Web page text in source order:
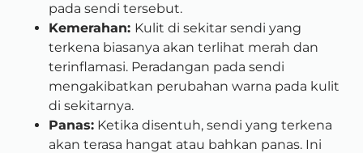
pada sendi tersebut.
Kemerahan: Kulit di sekitar sendi yang
terkena biasanya akan terlihat merah dan
terinflamasi. Peradangan pada sendi
mengakibatkan perubahan warna pada kulit
di sekitarnya.
Panas: Ketika disentuh, sendi yang terkena
akan terasa hangat atau bahkan panas. Ini